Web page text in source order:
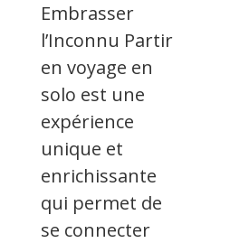
Embrasser
l’Inconnu Partir
en voyage en
solo est une
expérience
unique et
enrichissante
qui permet de
se connecter